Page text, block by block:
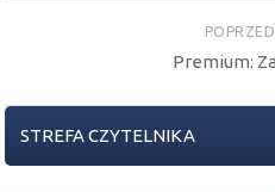
Premium:
STREFA CZYTELNIKA